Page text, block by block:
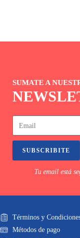
SUMATE A
SUBSCRIBITE
Tu email está
Términos y
Métodos de pago